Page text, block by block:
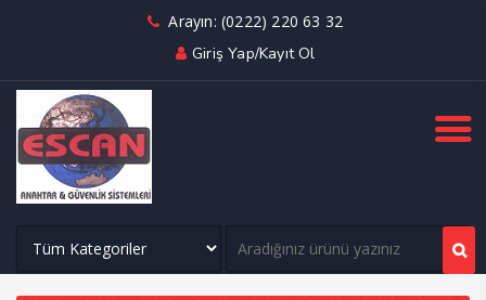
Arayın: (0222) 220 63 32
Giriş Yap/Kayıt Ol